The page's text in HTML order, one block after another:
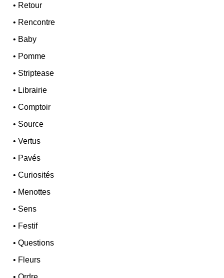
• Retour
• Rencontre
• Baby
• Pomme
• Striptease
• Librairie
•Comptoir
• Source
•Vertus
• Pavés
•Curiosités
• Menottes
• Sens
• Festif
•Questions
• Fleurs